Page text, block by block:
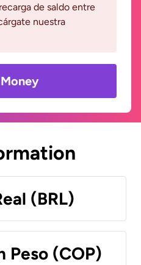
de saldo entre
nuestra
(BRL)
Peso (COP)